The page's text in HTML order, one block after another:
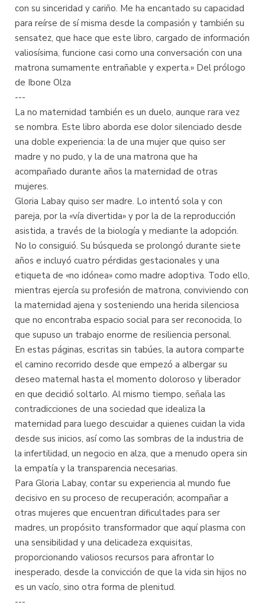
con su sinceridad y cariño. Me ha encantado su capacidad
para reírse de sí misma desde la compasión y también su
sensatez, que hace que este libro, cargado de información
valiosísima, funcione casi como una conversación con una
matrona sumamente entrañable y experta.» Del prólogo
de Ibone Olza
---
La no maternidad también es un duelo, aunque rara vez
se nombra. Este libro aborda ese dolor silenciado desde
una doble experiencia: la de una mujer que quiso ser
madre y no pudo, y la de una matrona que ha
acompañado durante años la maternidad de otras
mujeres.
Gloria Labay quiso ser madre. Lo intentó sola y con
pareja, por la «vía divertida» y por la de la reproducción
asistida, a través de la biología y mediante la adopción.
No lo consiguió. Su búsqueda se prolongó durante siete
años e incluyó cuatro pérdidas gestacionales y una
etiqueta de «no idónea» como madre adoptiva. Todo ello,
mientras ejercía su profesión de matrona, conviviendo con
la maternidad ajena y sosteniendo una herida silenciosa
que no encontraba espacio social para ser reconocida, lo
que supuso un trabajo enorme de resiliencia personal.
En estas páginas, escritas sin tabúes, la autora comparte
el camino recorrido desde que empezó a albergar su
deseo maternal hasta el momento doloroso y liberador
en que decidió soltarlo. Al mismo tiempo, señala las
contradicciones de una sociedad que idealiza la
maternidad para luego descuidar a quienes cuidan la vida
desde sus inicios, así como las sombras de la industria de
la infertilidad, un negocio en alza, que a menudo opera sin
la empatía y la transparencia necesarias.
Para Gloria Labay, contar su experiencia al mundo fue
decisivo en su proceso de recuperación; acompañar a
otras mujeres que encuentran dificultades para ser
madres, un propósito transformador que aquí plasma con
una sensibilidad y una delicadeza exquisitas,
proporcionando valiosos recursos para afrontar lo
inesperado, desde la convicción de que la vida sin hijos no
es un vacío, sino otra forma de plenitud.
---